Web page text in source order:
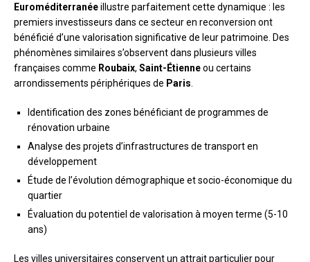
Euroméditerranéeillustre parfaitement cette dynamique : les
premiers investisseurs dans ce secteur en reconversion ont
bénéficié d’une valorisation significative de leur patrimoine. Des
phénomènes similaires s’observent dans plusieurs villes
françaises comme Roubaix, Saint-Étienneou certains
arrondissements périphériques de Paris
Identification des zones bénéficiant de programmes de
rénovation urbaine
Analyse des projets d’infrastructures de transport en
développement
Étude de l’évolution démographique et socio-économique du
quartier
Évaluation du potentiel de valorisation à moyen terme (5-10
ans)
Les villes universitaires conservent un attrait particulier pour